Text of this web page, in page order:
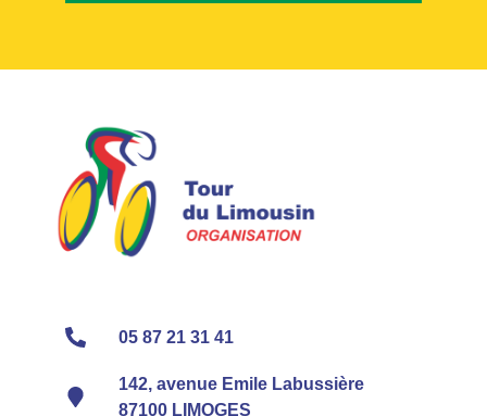
05 87 21 31 41
142, avenue Emile Labussière
87100 LIMOGES